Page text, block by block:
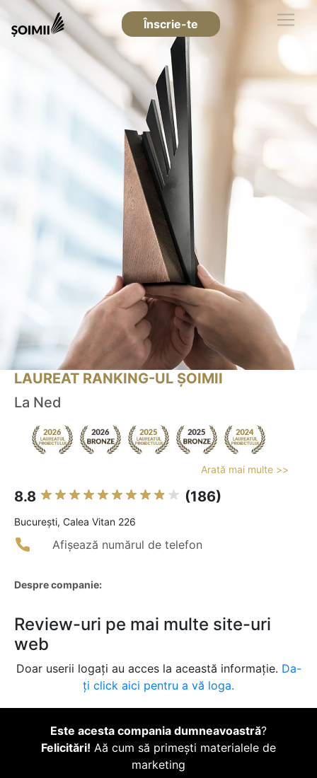
Înscrie-te
LAUREAT RANKING-UL ȘOIMII
La Ned
Arată mai multe >>
8.8 (186)
Bucureşti, Calea Vitan 226
Afișează numărul de telefon
Despre companie:
Review-uri pe mai multe site-uri
web
Doar userii logați au acces la această informație. Da-
ți click aici pentru a vă loga.
Este acesta compania dumneavoastră?
Felicitări! Aă cum să primești materialele de
marketing